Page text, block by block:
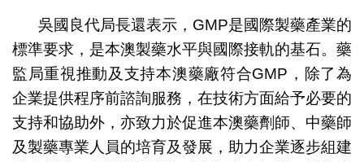
吳國良代局長還表示，GMP是國際製藥產業的
標準要求，是本澳製藥水平與國際接軌的基石。藥
監局重視推動及支持本澳藥廠符合GMP，除了為
企業提供程序前諮詢服務，在技術方面給予必要的
支持和協助外，亦致力於促進本澳藥劑師、中藥師
及製藥專業人員的培育及發展，助力企業逐步組建